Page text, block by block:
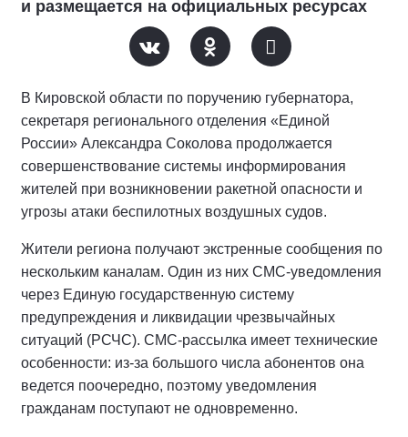
и размещается на официальных ресурсах
В Кировской области по поручению губернатора,
секретаря регионального отделения «Единой
России» Александра Соколова продолжается
совершенствование системы информирования
жителей при возникновении ракетной опасности и
угрозы атаки беспилотных воздушных судов.
Жители региона получают экстренные сообщения по
нескольким каналам. Один из них СМС-уведомления
через Единую государственную систему
предупреждения и ликвидации чрезвычайных
ситуаций (РСЧС). СМС-рассылка имеет технические
особенности: из-за большого числа абонентов она
ведется поочередно, поэтому уведомления
гражданам поступают не одновременно.